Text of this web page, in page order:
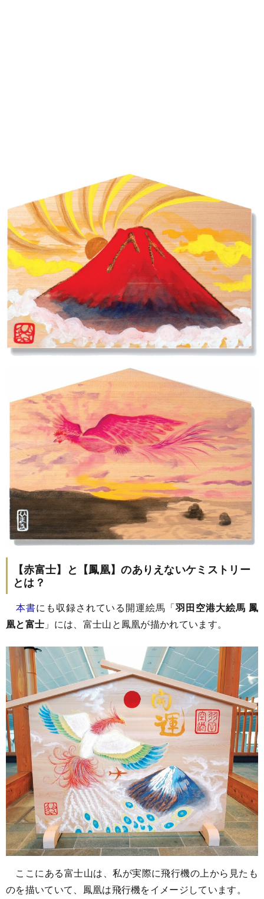
【赤富士】と【鳳凰】のありえないケミストリー
とは？
本書にも収録されている開運絵馬「羽田空港大絵馬 鳳
凰と富士 」には、富士山と鳳凰が描かれています。
ここにある富士山は、私が実際に飛行機の上から見たも
のを描いていて、鳳凰は飛行機をイメージしています。